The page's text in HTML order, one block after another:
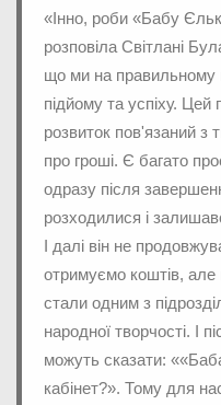
«Інно, роби «Бабу
розповіла Світлані
що ми на правильному
підйому та успіху.
розвиток пов'язаний
про гроші. Є багато
одразу після
розходилися і
І далі він не
отримуємо коштів,
стали одним з
народної творчості. І
можуть сказати:
кабінет?». Тому для